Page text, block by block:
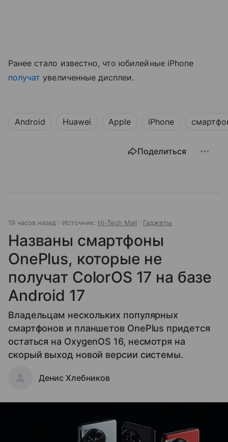
Ранее стало известно, что юбилейные iPhone
получат увеличенные дисплеи.
Android Huawei Apple iPhone
Поделиться
19 часов назад Источник: Hi-Tech Mail Гаджеты
Названы смартфоны
OnePlus, которые не
получат ColorOS 17 на базе
Android 17
Владельцам нескольких популярных
смартфонов и планшетов OnePlus придется
остаться на OxygenOS 16, несмотря на
скорый выход новой версии системы.
Денис Хлебников